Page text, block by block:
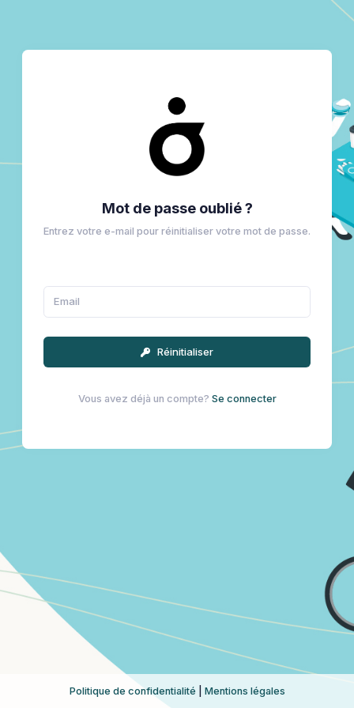
Mot de passe oublié ?
Entrez votre e-mail pour réinitialiser votre mot de passe.
Réinitialiser
Vous avez déjà un compte? Se connecter
Politique de confidentialité Mentions légales